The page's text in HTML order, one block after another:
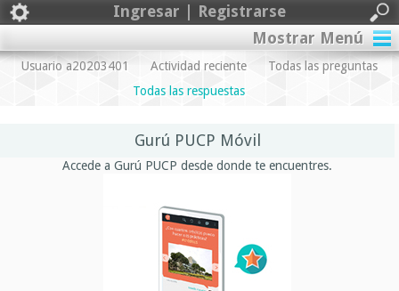
Ingresar | Registrarse
Mostrar Menú
Usuario a20203401 Actividad reciente
Todas las preguntas
Todas las respuestas
Gurú PUCP Móvil
Accede a Gurú PUCP desde donde te encuentres.